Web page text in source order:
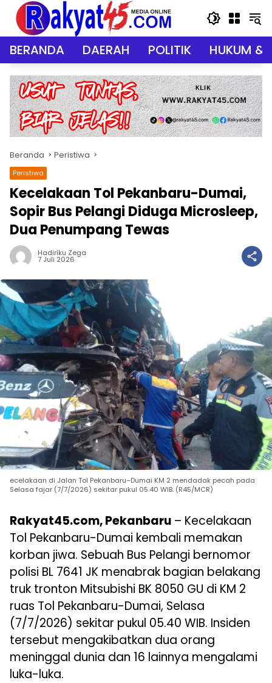
Langsung
konten
BERANDA DAERAH POLITIK HUKUM &
Beranda Peristiwa
Peristiwa
Kecelakaan Tol Pekanbaru-Dumai,
Sopir Bus Pelangi Diduga Microsleep,
Dua Penumpang Tewas
Hadiriku Zega
7 Juli 2026
ecelakaan di Jalan Tol Pekanbaru–Dumai KM 2 mendadak pecah pada
Selasa fajar (7/7/2026) sekitar pukul 05.40 WIB. (R45/MCR)
Rakyat45.com, Pekanbaru – Kecelakaan
Tol Pekanbaru-Dumai kembali memakan
korban jiwa. Sebuah Bus Pelangi bernomor
polisi BL 7641 JK menabrak bagian belakang
truk tronton Mitsubishi BK 8050 GU di KM 2
ruas Tol Pekanbaru-Dumai, Selasa
(7/7/2026) sekitar pukul 05.40 WIB. Insiden
tersebut mengakibatkan dua orang
meninggal dunia dan 16 lainnya mengalami
luka-luka.